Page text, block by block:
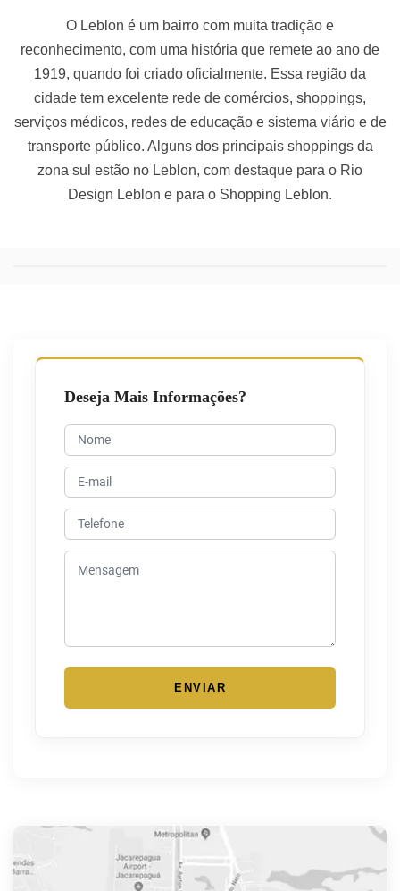
O Leblon é um bairro com muita tradição e
reconhecimento, com uma história que remete ao ano de
1919, quando foi criado oficialmente. Essa região da
cidade tem excelente rede de comércios, shoppings,
serviços médicos, redes de educação e sistema viário e de
transporte público. Alguns dos principais shoppings da
zona sul estão no Leblon, com destaque para o Rio
Design Leblon e para o Shopping Leblon.
Deseja Mais Informações?
ENVIAR